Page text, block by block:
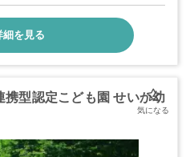
細を見る
携型認定こども園 せいか幼